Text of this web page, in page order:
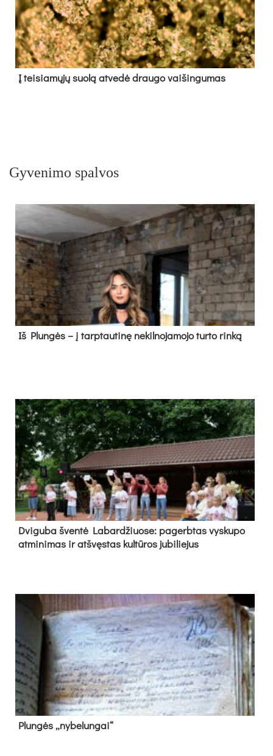
Į tei­sia­mų­jų suo­lą at­ve­dė drau­go vai­šin­gu­mas
Gyvenimo spalvos
Iš Plungės – į tarptautinę nekilnojamojo turto rinką
Dvi­gu­ba šven­tė La­bar­džiuo­se: pa­gerb­tas vys­ku­po
at­mi­ni­mas ir at­švęs­tas kul­tū­ros ju­bi­lie­jus
Plun­gės „ny­be­lun­gai“